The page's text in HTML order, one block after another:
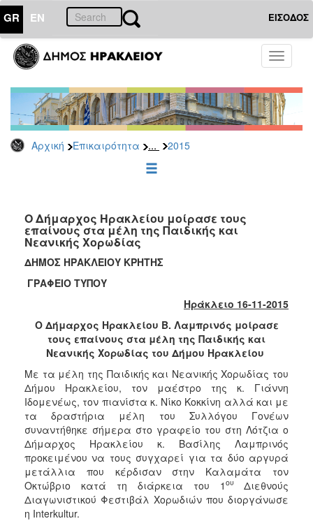
GR EN ΕΙΣΟΔΟΣ
Toggle
Αρχική Επικαιρότητα ... 2015
ΕΠΙΚΑΙΡΟΤΗΤΑ
Τύπου
Αρχείο
2026
2025
2022
2021
2020
2019
2017
2016
2013
2012
2011
2010
2006
Ο Δήμαρχος Ηρακλείου μοίρασε τους
επαίνους στα μέλη της Παιδικής και
Νεανικής Χορωδίας
ΔΗΜΟΣ ΗΡΑΚΛΕΙΟΥ ΚΡΗΤΗΣ
ΓΡΑΦΕΙΟ ΤΥΠΟΥ
Ηράκλειο 16-11-2015
Ο Δήμαρχος Ηρακλείου Β. Λαμπρινός μοίρασε
τους επαίνους στα μέλη της Παιδικής και
Νεανικής Χορωδίας του Δήμου Ηρακλείου
Με τα μέλη της Παιδικής και Νεανικής Χορωδίας του
Δήμου Ηρακλείου, τον μαέστρο της κ. Γιάννη
Ιδομενέως, τον πιανίστα κ. Νίκο Κοκκίνη αλλά και με
τα δραστήρια μέλη του Συλλόγου Γονέων
συναντήθηκε σήμερα στο γραφείο του στη Λότζια ο
Δήμαρχος Ηρακλείου κ. Βασίλης Λαμπρινός
προκειμένου να τους συγχαρεί για τα δύο αργυρά
μετάλλια που κέρδισαν στην Καλαμάτα τον
Οκτώβριο κατά τη διάρκεια του 1 ου Διεθνούς
Διαγωνιστικού Φεστιβάλ Χορωδιών που διοργάνωσε
η Interkultur.